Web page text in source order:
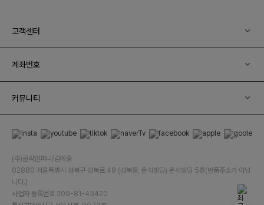
고객센터
계좌번호
커뮤니티
(주)클릭앤퍼니/김예중
02880 서울특별시 성북구 성북로 49 (성북동, 운석빌딩) 운석빌딩 5층(반품주소가 아닙
니다.)
사업자 등록번호 209-81-43420